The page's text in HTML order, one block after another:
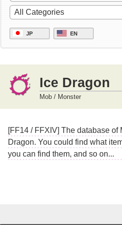
JP EN
Ice Dragon
Mob / Monster
[FF14 / FFXIV] The database of
Dragon. You could find what
you can find them, and so on...